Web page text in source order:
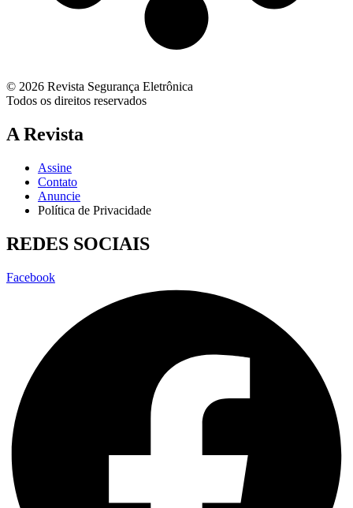
© 2026 Revista Segurança Eletrônica
Todos os direitos reservados
A Revista
Assine
Contato
Anuncie
Política de Privacidade
REDES SOCIAIS
Facebook